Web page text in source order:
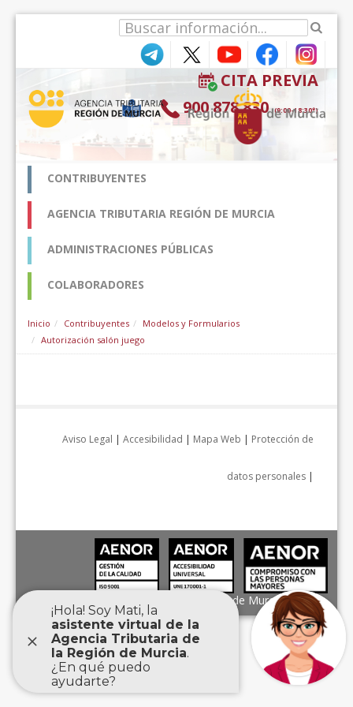
CITA PREVIA
900 878 830 (9:00-18:30*)
CONTRIBUYENTES
AGENCIA TRIBUTARIA REGIÓN DE MURCIA
ADMINISTRACIONES PÚBLICAS
COLABORADORES
Inicio Contribuyentes
Modelos y Formularios
Autorización salón juego
Aviso Legal | Accesibilidad | Mapa Web | Protección de
datos personales |
Agencia Tributaria de la Región de Murcia